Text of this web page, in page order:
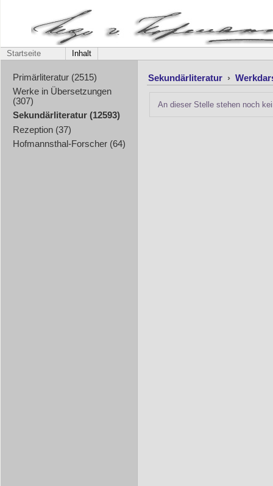
Startseite Inhalt
Primärliteratur (2515)
Werke in Übersetzungen
(307)
Sekundärliteratur (12593)
Rezeption (37)
Hofmannsthal-Forscher (64)
Sekundärliteratur ›
An dieser Stelle stehen noch